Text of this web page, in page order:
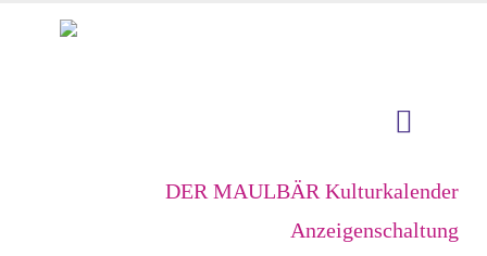
DER MAULBÄR Kulturkalender
Anzeigenschaltung